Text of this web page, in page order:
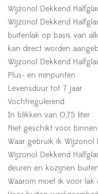
Wijzonol Dekkend
Wijzonol Dekkend
buitenlak op basis van
kan direct worden
Wijzonol Dekkend
Plus- en minpunten
Levensduur tot 7 jaar
Vochtregulerend
In blikken van 0,75 liter
Niet geschikt voor binnen
Waar gebruik ik Wijzonol
Wijzonol Dekkend
deuren en kozijnen
Waarom moet ik voor lak